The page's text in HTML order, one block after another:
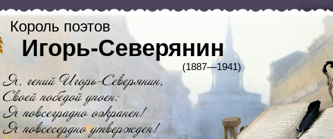
Король поэтов
Игорь-Северянин
(1887—1941)